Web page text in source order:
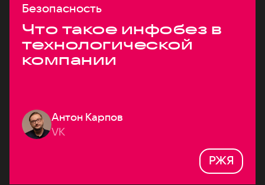
Безопасность
Что такое инфобез в
технологической
компании
Антон Карпов
VK
РЖЯ